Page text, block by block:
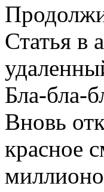
Статья в
Бла-бла-
Вновь
красное